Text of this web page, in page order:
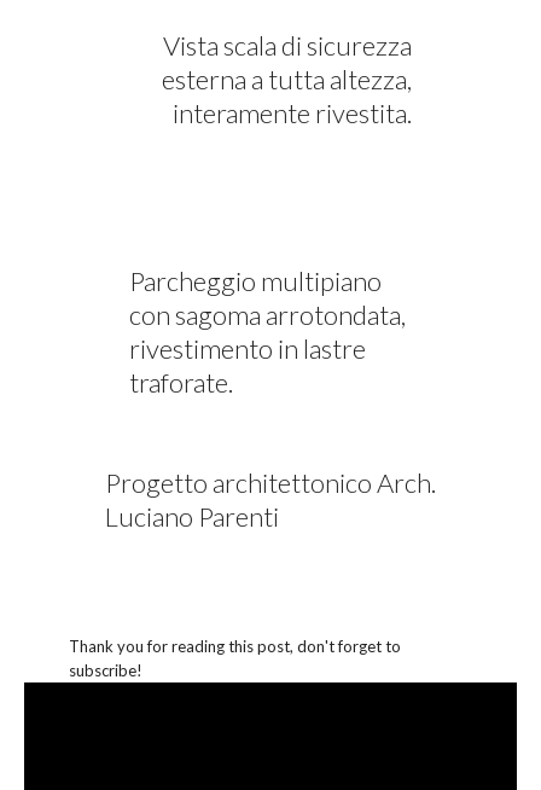
Vista scala di sicurezza
esterna a tutta altezza,
interamente rivestita.
Parcheggio multipiano
con sagoma arrotondata,
rivestimento in lastre
traforate.
Progetto architettonico Arch.
Luciano Parenti
Thank you for reading this post, don't forget to
subscribe!